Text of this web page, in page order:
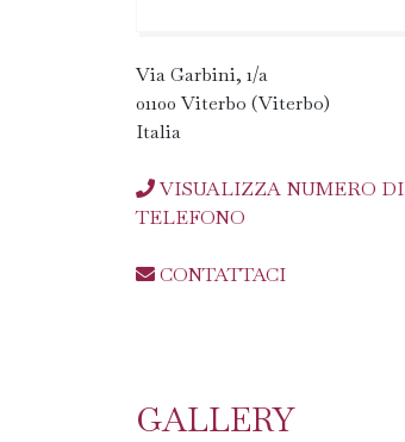
Via Garbini, 1/a
01100 Viterbo (Viterbo)
Italia
VISUALIZZA NUMERO DI
TELEFONO
CONTATTACI
GALLERY